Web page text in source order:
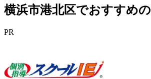
横浜市港北区でおすすめ
PR